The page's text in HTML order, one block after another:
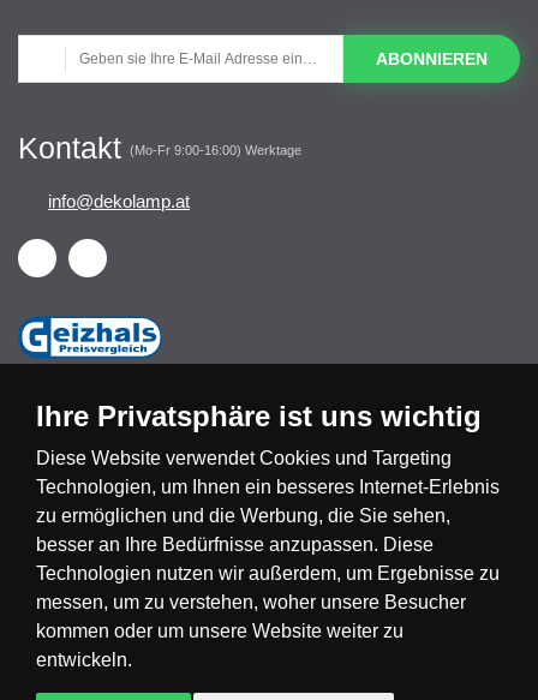
ABONNIEREN
Kontakt (Mo-Fr 9:00-16:00) Werktage
info@dekolamp.at
Česká republika Slovensko Deutschland
Magyarország Österreich België
Nederland
Ihre Privatsphäre ist uns wichtig
Diese Website verwendet Cookies und Targeting
Technologien, um Ihnen ein besseres Internet-Erlebnis
zu ermöglichen und die Werbung, die Sie sehen,
besser an Ihre Bedürfnisse anzupassen. Diese
Technologien nutzen wir außerdem, um Ergebnisse zu
messen, um zu verstehen, woher unsere Besucher
kommen oder um unsere Website weiter zu
entwickeln.